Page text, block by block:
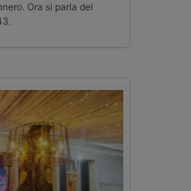
Ora si parla del